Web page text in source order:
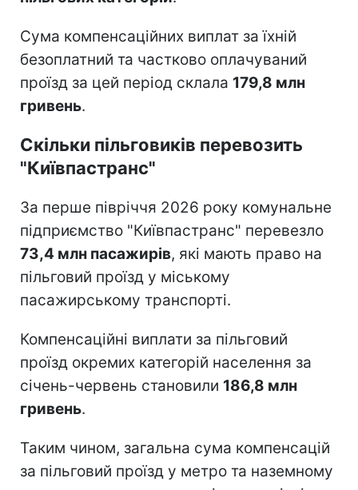
Сума компенсаційних виплат за їхній
безоплатний та частково оплачуваний
проїзд за цей період склала 179,8 млн
гривень.
Скільки пільговиків перевозить
"Київпастранс"
За перше півріччя 2026 року комунальне
підприємство "Київпастранс" перевезло
73,4 млн пасажирів, які мають право на
пільговий проїзд у міському
пасажирському транспорті.
Компенсаційні виплати за пільговий
проїзд окремих категорій населення за
січень-червень становили 186,8 млн
гривень.
Таким чином, загальна сума компенсацій
за пільговий проїзд у метро та наземному